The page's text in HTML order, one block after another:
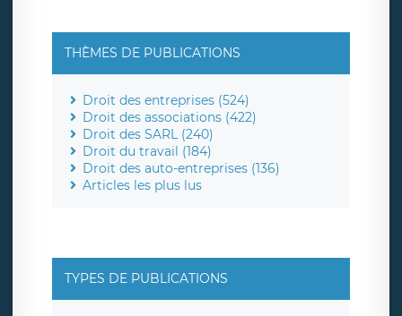
THÈMES DE PUBLICATIONS
Droit des entreprises (524)
Droit des associations (422)
Droit des SARL (240)
Droit du travail (184)
Droit des auto-entreprises (136)
Articles les plus lus
TYPES DE PUBLICATIONS